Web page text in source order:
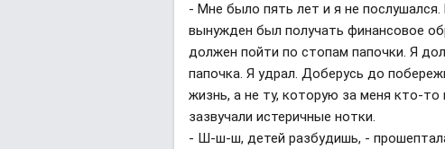
- Мне было пять лет и я не
вынужден был получать финансовое
должен пойти по стопам папочки. Я
папочка. Я удрал. Доберусь до
жизнь, а не ту, которую за меня кто-
зазвучали истеричные нотки.
- Ш-ш-ш, детей разбудишь, -